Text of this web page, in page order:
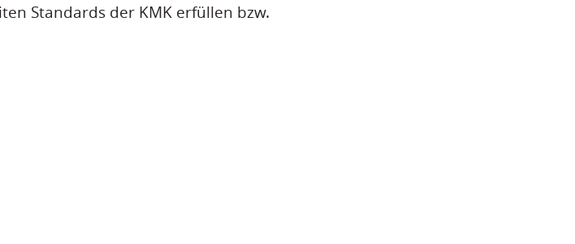
Standards der KMK erfüllen bzw.